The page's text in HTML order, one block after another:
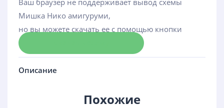
Ваш браузер не поддерживает вывод схемы
Мишка Нико амигуруми,
но вы можете скачать ее с помощью кнопки
Описание
Похожие